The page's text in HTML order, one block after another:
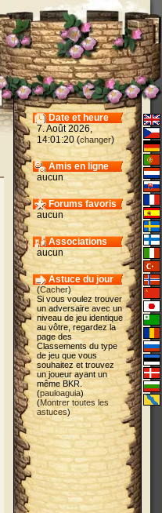
Date et heure
7. Août 2026,
14:01:20 (changer)
Amis en ligne
aucun
Forums favoris
aucun
Associations
aucun
Astuce du jour
(Cacher)
Si vous voulez trouver
un adversaire avec un
niveau de jeu identique
au vôtre, regardez la
page des
Classements du type
de jeu que vous
souhaitez et trouvez
un joueur ayant un
même BKR.
(pauloaguia)
(Montrer toutes les
astuces)